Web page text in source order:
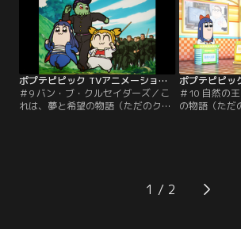
ポプテピピック TVアニメーション作品第二シリーズ 第09話
＃9 バン・ブ・クルセイダーズ／こ
れは、夢と希望の物語（ただのク
＃10 自然の
の物語（ただ
1